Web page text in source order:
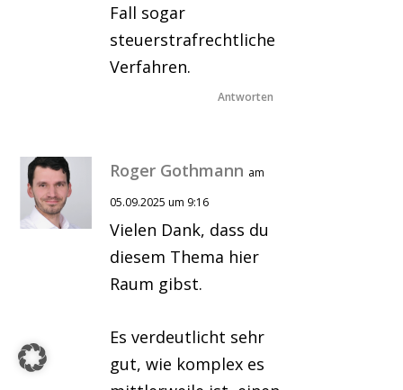
Fall sogar
steuerstrafrechtliche
Verfahren.
Antworten
Roger Gothmann am
05.09.2025 um 9:16
Vielen Dank, dass du
diesem Thema hier
Raum gibst.
Es verdeutlicht sehr
gut, wie komplex es